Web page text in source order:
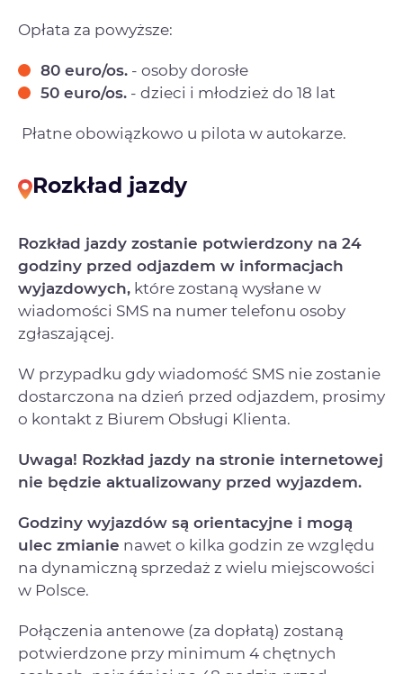
Opłata za powyższe:
80 euro/os. - osoby dorosłe
50 euro/os. - dzieci i młodzież do 18 lat
Płatne obowiązkowo u pilota w autokarze.
Rozkład jazdy
Rozkład jazdy zostanie potwierdzony na 24
godziny przed odjazdem w informacjach
wyjazdowych, które zostaną wysłane w
wiadomości SMS na numer telefonu osoby
zgłaszającej.
W przypadku gdy wiadomość SMS nie zostanie
dostarczona na dzień przed odjazdem, prosimy
o kontakt z Biurem Obsługi Klienta.
Uwaga! Rozkład jazdy na stronie internetowej
nie będzie aktualizowany przed wyjazdem.
Godziny wyjazdów są orientacyjne i mogą
ulec zmianie nawet o kilka godzin ze względu
na dynamiczną sprzedaż z wielu miejscowości
w Polsce.
Połączenia antenowe (za dopłatą) zostaną
potwierdzone przy minimum 4 chętnych